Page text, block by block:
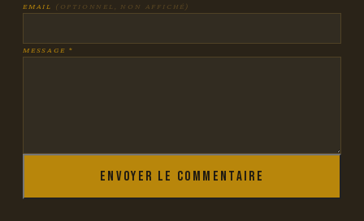
EMAIL (OPTIONNEL, NON AFFICHÉ)
MESSAGE *
Envoyer le commentaire